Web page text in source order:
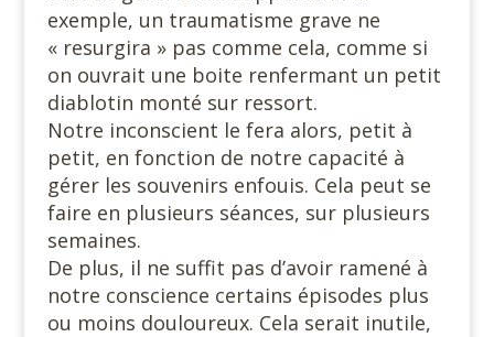
exemple, un traumatisme grave ne
« resurgira » pas comme cela, comme si
on ouvrait une boite renfermant un petit
diablotin monté sur ressort.
Notre inconscient le fera alors, petit à
petit, en fonction de notre capacité à
gérer les souvenirs enfouis. Cela peut se
faire en plusieurs séances, sur plusieurs
semaines.
De plus, il ne suffit pas d’avoir ramené à
notre conscience certains épisodes plus
ou moins douloureux. Cela serait inutile,